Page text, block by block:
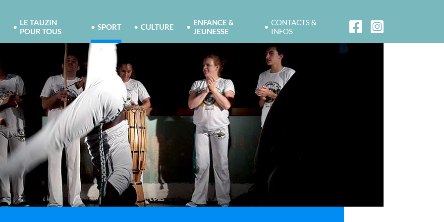
LE TAUZIN
POUR TOUS
SPORT CULTURE
ENFANCE &
JEUNESSE
CONTACTS &
INFOS